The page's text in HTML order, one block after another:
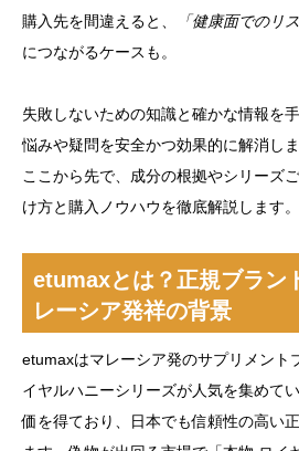
購入先を間違えると、
「健康面でのリ
につながるケースも。
失敗しないための知識と確かな情報を
悩みや疑問を安全かつ効果的に解消しま
ここから先で、成分の根拠やシリーズ
け方と購入ノウハウを徹底解説します。
etumaxとは？正規ブラン
レーシア発祥の背景
etumaxはマレーシア発のサプリメント
イヤルハニーシリーズが人気を集めて
価を得ており、日本でも信頼性の高い